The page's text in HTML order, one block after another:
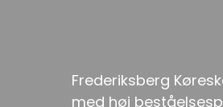
​Frederiksberg
med høj